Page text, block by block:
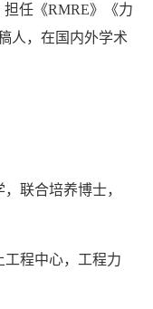
担任《RMRE》《力
人，在国内外学术
联合培养博士，
工程中心，工程力